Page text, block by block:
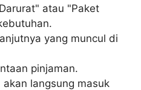
atau "Paket
yang muncul di
pinjaman.
langsung masuk